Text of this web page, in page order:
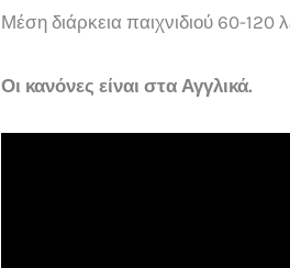
Μέση διάρκεια παιχνιδιού 60-120
Οι κανόνες είναι στα Αγγλικά.